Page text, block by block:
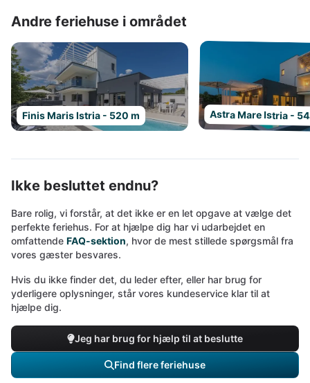
Andre feriehuse i området
Finis Maris Istria - 520 m Astra Mare Istria -
Ikke besluttet endnu?
Bare rolig, vi forstår, at det ikke er en let opgave at vælge det
perfekte feriehus. For at hjælpe dig har vi udarbejdet en
omfattende FAQ-sektion, hvor de mest stillede spørgsmål fra
vores gæster besvares.
Hvis du ikke finder det, du leder efter, eller har brug for
yderligere oplysninger, står vores kundeservice klar til at
hjælpe dig.
Jeg har brug for hjælp til at beslutte
Find flere feriehuse